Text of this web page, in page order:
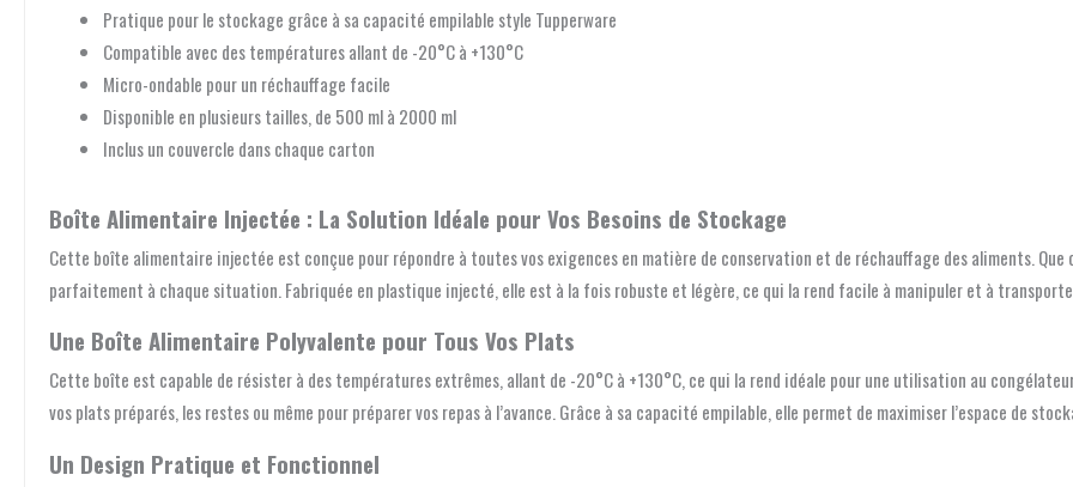
Pratique pour le stockage grâce à sa capacité empilable style Tupperware
Compatible avec des températures allant de -20°C à +130°C
Micro-ondable pour un réchauffage facile
Disponible en plusieurs tailles, de 500 ml à 2000 ml
Inclus un couvercle dans chaque carton
Boîte Alimentaire Injectée : La Solution Idéale pour Vos Besoins de Stockage
Cette boîte alimentaire injectée est conçue pour répondre à toutes vos exigences en matière de conservation et de réchauffage des aliments. Que
parfaitement à chaque situation. Fabriquée en plastique injecté, elle est à la fois robuste et légère, ce qui la rend facile à manipuler et à
Une Boîte Alimentaire Polyvalente pour Tous Vos Plats
Cette boîte est capable de résister à des températures extrêmes, allant de -20°C à +130°C, ce qui la rend idéale pour une utilisation au
vos plats préparés, les restes ou même pour préparer vos repas à l’avance. Grâce à sa capacité empilable, elle permet de maximiser l’espace de
Un Design Pratique et Fonctionnel